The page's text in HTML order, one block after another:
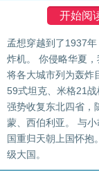
开始阅
孟想穿越到了1937
炸机。 你侵略华夏
将各大城市列为轰炸
59式坦克、米格21战
强势收复东北四省，
蒙、西伯利亚。 与
国重归天朝上国怀抱
级大国。